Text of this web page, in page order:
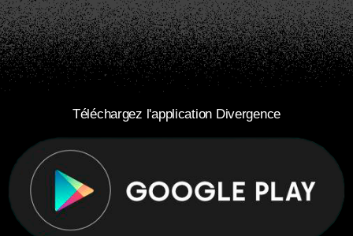
Téléchargez l'application Divergence